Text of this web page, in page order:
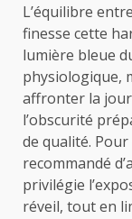
L’équilibre
finesse cette
lumière bleue
physiologique,
affronter la
l’obscurité
de qualité.
recommandé
privilégie
réveil, tout en